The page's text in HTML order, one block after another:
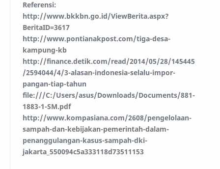
Referensi:
http://www.bkkbn.go.id/ViewBerita.aspx?
BeritaID=3617
http://www.pontianakpost.com/tiga-desa-
kampung-kb
http://finance.detik.com/read/2014/05/28/145445
/2594044/4/3-alasan-indonesia-selalu-impor-
pangan-tiap-tahun
file:///C:/Users/asus/Downloads/Documents/881-
1883-1-SM.pdf
http://www.kompasiana.com/2608/pengelolaan-
sampah-dan-kebijakan-pemerintah-dalam-
penanggulangan-kasus-sampah-dki-
jakarta_550094c5a333118d73511153